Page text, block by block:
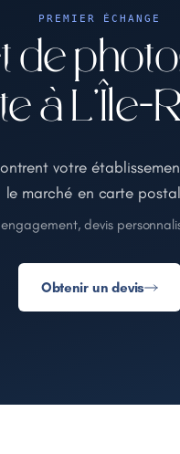
PREMIER ÉCHANGE
de
à L'Île-
votre
le marché en carte
devis
Obtenir un devis